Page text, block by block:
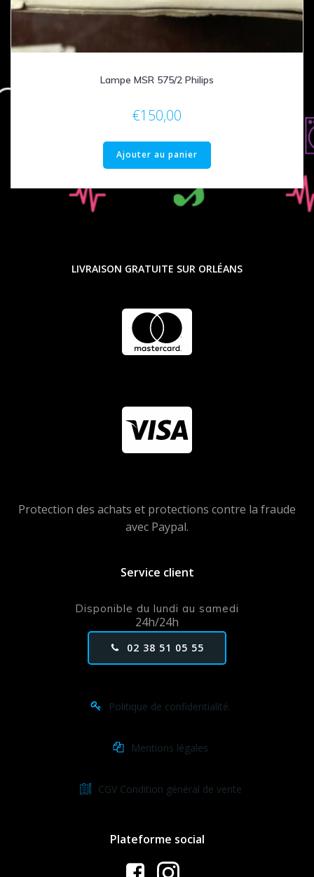
Lampe MSR 575/2 Philips
€150,00
Ajouter au panier
LIVRAISON GRATUITE SUR ORLÉANS
Protection des achats et protections contre la fraude
avec Paypal.
Service client
Disponible du lundi au samedi
24h/24h
02 38 51 05 55
Politique de confidentialité.
Mentions légales
CGV Condition général de vente
Plateforme social